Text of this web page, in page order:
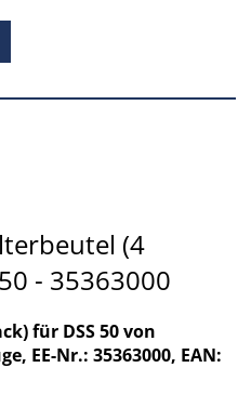
(4
- 35363000
für DSS 50 von
EE-Nr.: 35363000, EAN: